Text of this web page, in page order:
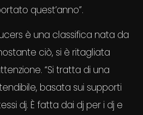
quest’anno”.
è una classifica nata da
ciò, si è ritagliata
“Si tratta di una
basata sui supporti
dj. È fatta dai dj per i dj e